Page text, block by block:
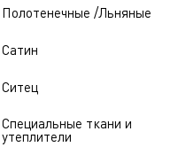
Полотенечные /Льняные
Сатин
Ситец
Специальные ткани и
утеплители